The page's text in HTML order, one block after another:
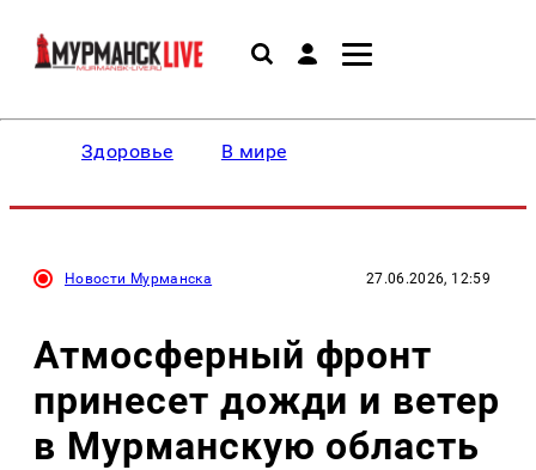
Здоровье В мире
Новости Мурманска 27.06.2026, 12:59
Атмосферный фронт
принесет дожди и ветер
в Мурманскую область